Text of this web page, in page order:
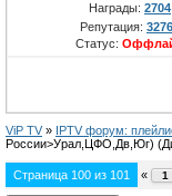
Награды: 2704
Репутация:
Статус:
ViP TV » IPTV форум:
России>Урал,ЦФО,Дв,Юг)
Страница 100 из 101 « 1